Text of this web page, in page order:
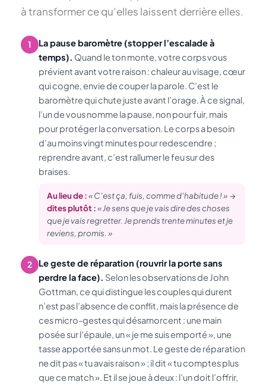
à transformer ce qu’elles laissent derrière elles.
1
La pause baromètre (stopper l’escalade à
temps). Quand le ton monte, votre corps vous
prévient avant votre raison : chaleur au visage, cœur
qui cogne, envie de couper la parole. C’est le
baromètre qui chute juste avant l’orage. À ce signal,
l’un de vous nomme la pause, non pour fuir, mais
pour protéger la conversation. Le corps a besoin
d’au moins vingt minutes pour redescendre ;
reprendre avant, c’est rallumer le feu sur des
braises.
Au lieu de :« C’est ça, fuis, comme d’habitude ! »→
dites plutôt :« Je sens que je vais dire des choses
que je vais regretter. Je prends trente minutes et je
reviens, promis. »
2
Le geste de réparation (rouvrir la porte sans
perdre la face). Selon les observations de John
Gottman, ce qui distingue les couples qui durent
n’est pas l’absence de conflit, mais la présence de
ces micro-gestes qui désamorcent : une main
posée sur l’épaule, un « je me suis emporté », une
tasse apportée sans un mot. Le geste de réparation
ne dit pas « tu avais raison » ; il dit « tu comptes plus
que ce match ». Et il se joue à deux : l’un doit l’offrir,